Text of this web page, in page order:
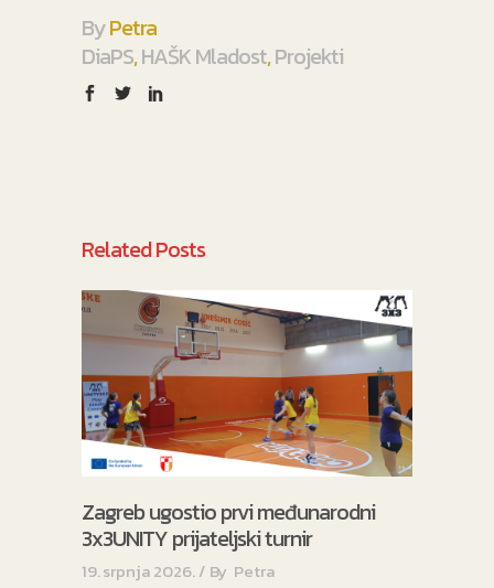
ByPetra
DiaPS,HAŠK Mladost,Projekti
Related Posts
Zagreb ugostio prvi međunarodni
3x3UNITY prijateljski turnir
19. srpnja 2026. By Petra